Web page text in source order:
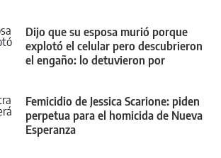
Dijo que su esposa murió porque
explotó el celular pero descubrieron
el engaño: lo detuvieron por
Femicidio de Jessica Scarione: piden
perpetua para el homicida de Nueva
Esperanza